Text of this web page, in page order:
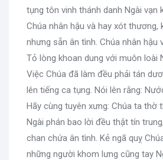
tụng tôn vinh thánh danh Ngài vạn
Chúa nhân hậu và hay xót thương,
nhưng sẵn ân tình. Chúa nhân hậu
Tỏ lòng khoan dung với muôn loài
Việc Chúa đã làm đều phải tán
lên tiếng ca tụng. Nói lên rằng:
Hãy cùng tuyên xưng: Chúa ta thờ
Ngài phán bao lời đều thật tín
chan chứa ân tình. Kẻ ngã quỵ
những người khom lưng cũng tay